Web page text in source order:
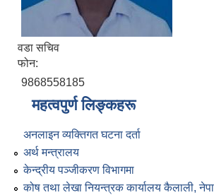
वडा सचिव
फोन:
9868558185
महत्वपुर्ण लिङ्कहरू
अनलाइन व्यक्तिगत घटना दर्ता
अर्थ मन्त्रालय
केन्द्रीय पञ्जीकरण विभागमा
कोष तथा लेखा नियन्त्रक कार्यालय कैलाली,